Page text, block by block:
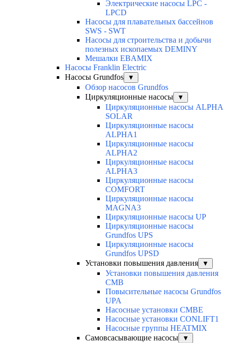
Электрические насосы LPC -
LPCD
Насосы для плавательных бассейнов
SWS - SWT
Насосы для строительства и добычи
полезных ископаемых DEMINY
Мешалки EBAMIX
Насосы Franklin Electric
Насосы Grundfos
▼
Обзор насосов Grundfos
Циркуляционные насосы
▼
Циркуляционные насосы ALPHA
SOLAR
Циркуляционные насосы
ALPHA1
Циркуляционные насосы
ALPHA2
Циркуляционные насосы
ALPHA3
Циркуляционные насосы
COMFORT
Циркуляционные насосы
MAGNA3
Циркуляционные насосы UP
Циркуляционные насосы
Grundfos UPS
Циркуляционные насосы
Grundfos UPSD
Установки повышения давления
▼
Установки повышения давления
CMB
Повысительные насосы Grundfos
UPA
Насосные установки CMBE
Насосные установки CONLIFT1
Насосные группы HEATMIX
Самовсасывающие насосы
▼